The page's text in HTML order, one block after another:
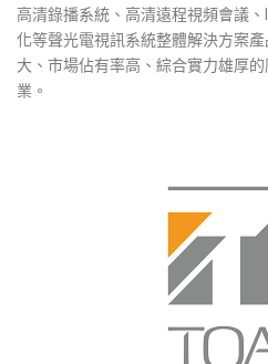
高清錄播系統、高清遠程視頻會議
化等聲光電視訊系統整體解決方案
大、市場佔有率高、綜合實力雄厚
業。